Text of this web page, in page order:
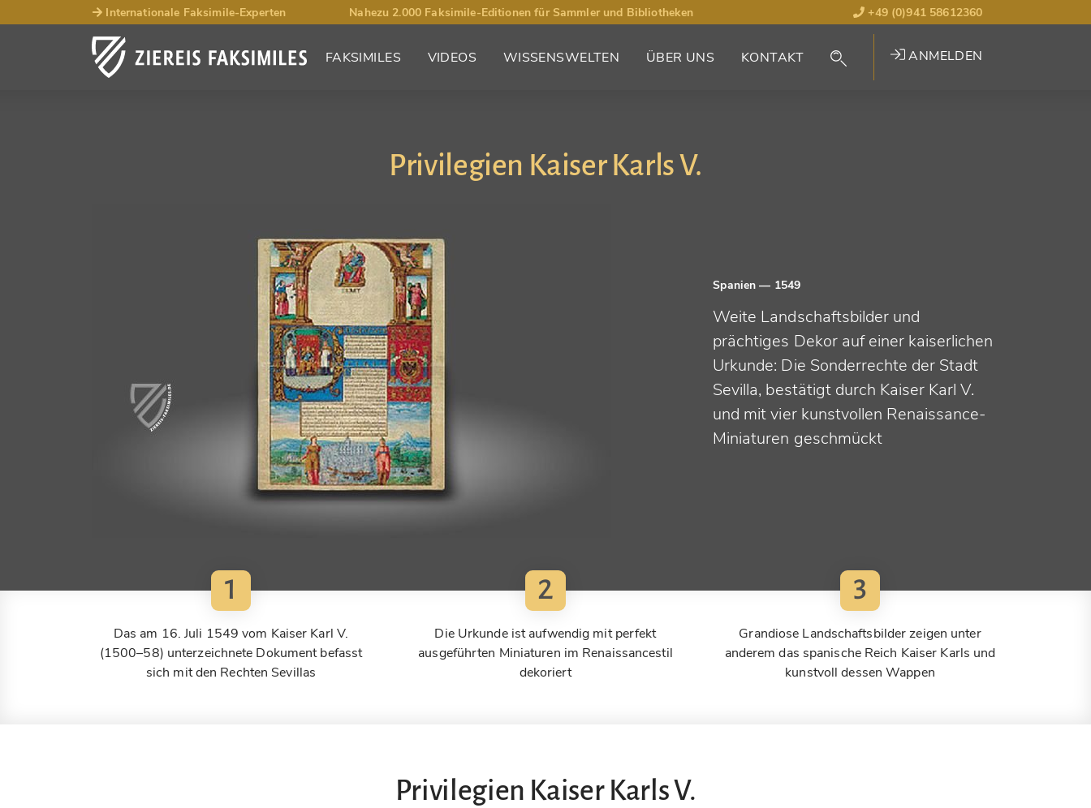
Internationale Faksimile-Experten Nahezu 2.000 Faksimile-Editionen für Sammler und Bibliotheken +49 (0)941 58612360
FAKSIMILES VIDEOS WISSENSWELTEN ÜBER UNS KONTAKT ANMELDEN
Privilegien Kaiser Karls V.
Spanien— 1549
Weite Landschaftsbilder und
prächtiges Dekor auf einer kaiserlichen
Urkunde: Die Sonderrechte der Stadt
Sevilla, bestätigt durch Kaiser Karl V.
und mit vier kunstvollen Renaissance-
Miniaturen geschmückt
1
Das am 16. Juli 1549 vom Kaiser Karl V.
(1500–58) unterzeichnete Dokument befasst
sich mit den Rechten Sevillas
2
Die Urkunde ist aufwendig mit perfekt
ausgeführten Miniaturen im Renaissancestil
dekoriert
3
Grandiose Landschaftsbilder zeigen unter
anderem das spanische Reich Kaiser Karls und
kunstvoll dessen Wappen
Privilegien Kaiser Karls V.